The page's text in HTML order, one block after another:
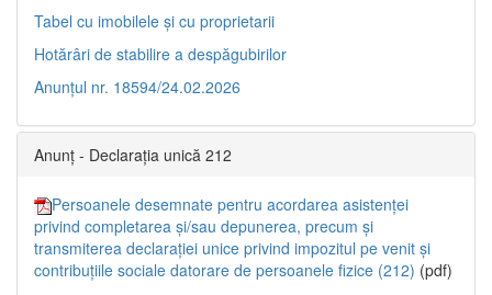
Tabel cu imobilele și cu proprietarii
Hotărâri de stabilire a despăgubirilor
Anunțul nr. 18594/24.02.2026
Anunț - Declarația unică 212
Persoanele desemnate pentru acordarea asistenței
privind completarea și/sau depunerea, precum și
transmiterea declarației unice privind impozitul pe venit și
contribuțiile sociale datorare de persoanele fizice (212) (pdf)